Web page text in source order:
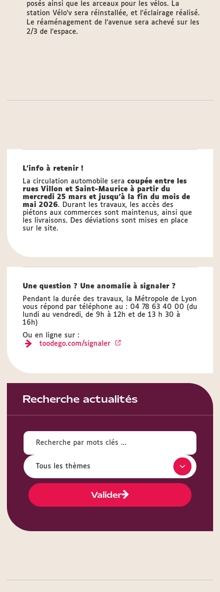
posés ainsi que les arceaux pour les vélos. La
station Vélo'v sera réinstallée, et l'éclairage réalisé.
Le réaménagement de l'avenue sera achevé sur les
2/3 de l'espace.
L'info à retenir !
La circulation automobile sera coupée entre les
rues Villon et Saint-Maurice à partir du
mercredi 25 mars et jusqu'à la fin du mois de
mai 2026. Durant les travaux, les accès des
piétons aux commerces sont maintenus, ainsi que
les livraisons. Des déviations sont mises en place
sur le site.
Une question ? Une anomalie à signaler ?
Pendant la durée des travaux, la Métropole de Lyon
vous répond par téléphone au : 04 78 63 40 00 (du
lundi au vendredi, de 9h à 12h et de 13 h 30 à
16h)
Ou en ligne sur :
toodego.com/signaler
Recherche actualités
Valider